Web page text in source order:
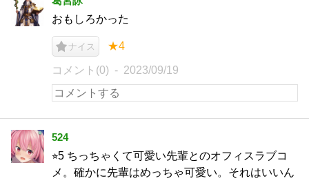
おもしろかった
ナイス ★4
コメント(0) 2023/09/19
524
⭐︎5 ちっちゃくて可愛い先輩とのオフィスラブコ
メ。確かに先輩はめっちゃ可愛い。それはいいん